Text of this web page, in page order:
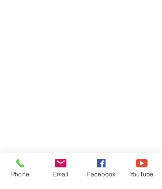
Phone Email Facebook YouTube